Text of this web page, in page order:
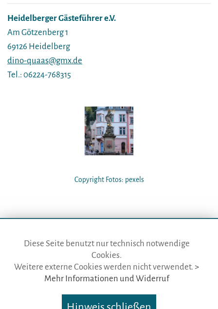
Heidelberger Gästeführer e.V.
Am Götzenberg 1
69126 Heidelberg
dino-quaas@gmx.de
Tel.: 06224-768315
Copyright Fotos: pexels
die gästeführer · vertr. durch BVGD · Gustav-Adolf-Str. 33 · D-90439
Diese Seite benutzt nur technisch notwendige
Cookies.
Weitere externe Cookies werden nicht verwendet. >
Mehr Informationen und Widerruf